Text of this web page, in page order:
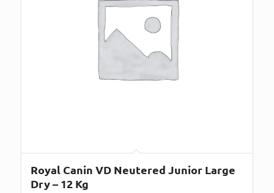
Royal Canin VD Neutered Junior Large
Dry – 12 Kg